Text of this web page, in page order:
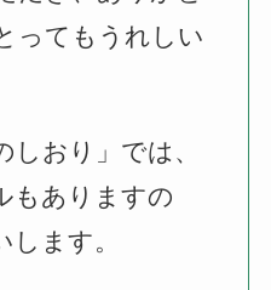
ってもうれしい
しおり」では、
もありますの
ます。